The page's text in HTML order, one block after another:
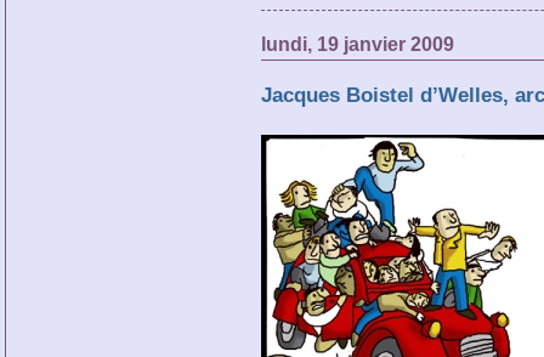
lundi, 19 janvier 2009
Jacques Boistel d’Welles,